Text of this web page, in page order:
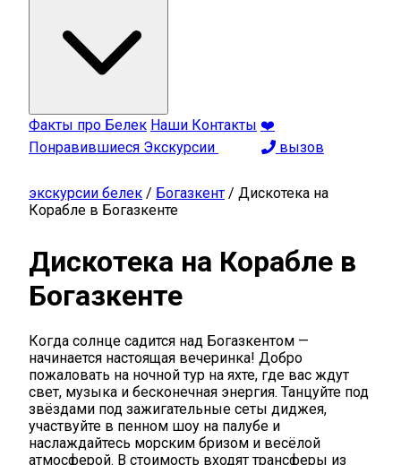
Факты про Белек Наши Контакты ❤️
Понравившиеся Экскурсии
вызов
экскурсии белек / Богазкент / Дискотека на
Корабле в Богазкенте
Дискотека на Корабле в
Богазкенте
Когда солнце садится над Богазкентом —
начинается настоящая вечеринка! Добро
пожаловать на ночной тур на яхте, где вас ждут
свет, музыка и бесконечная энергия. Танцуйте под
звёздами под зажигательные сеты диджея,
участвуйте в пенном шоу на палубе и
наслаждайтесь морским бризом и весёлой
атмосферой. В стоимость входят трансферы из